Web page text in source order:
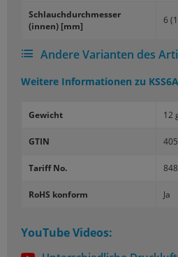
Schlauch­durch­mes­ser
(innen) [mm]
6
Andere Varianten des
Weitere Informationen zu
Gewicht 12
GTIN
Tariff No.
RoHS konform Ja
YouTube Videos: